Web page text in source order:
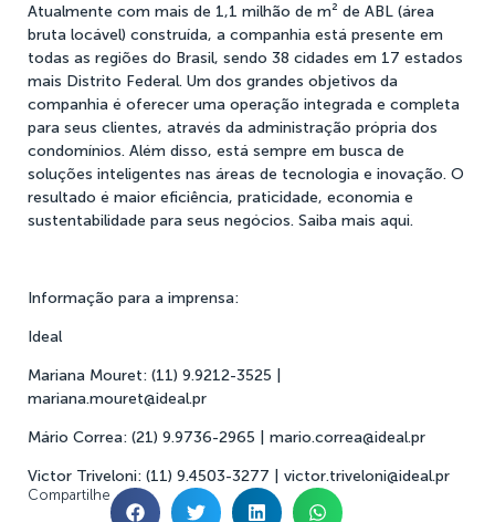
Atualmente com mais de 1,1 milhão de m² de ABL (área
bruta locável) construída, a companhia está presente em
todas as regiões do Brasil, sendo 38 cidades em 17 estados
mais Distrito Federal. Um dos grandes objetivos da
companhia é oferecer uma operação integrada e completa
para seus clientes, através da administração própria dos
condomínios. Além disso, está sempre em busca de
soluções inteligentes nas áreas de tecnologia e inovação. O
resultado é maior eficiência, praticidade, economia e
sustentabilidade para seus negócios. Saiba mais aqui.
Informação para a imprensa:
Ideal
Mariana Mouret: (11) 9.9212-3525 |
mariana.mouret@ideal.pr
Mário Correa: (21) 9.9736-2965 | mario.correa@ideal.pr
Victor Triveloni: (11) 9.4503-3277 | victor.triveloni@ideal.pr
Compartilhe